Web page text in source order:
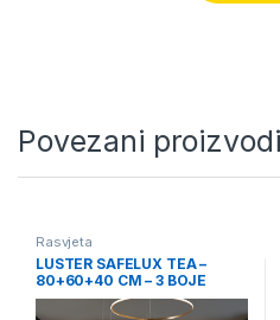
Povezani proizvodi
Rasvjeta
LUSTER SAFELUX TEA –
80+60+40 CM – 3 BOJE
OSVJETLJENJA